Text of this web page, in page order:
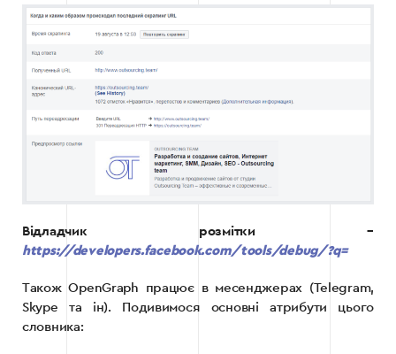
Відладчик розмітки –
https://developers.facebook.com/tools/debug/?q=
Також OpenGraph працює в месенджерах (Telegram,
Skype та ін). Подивимося основні атрибути цього
словника: